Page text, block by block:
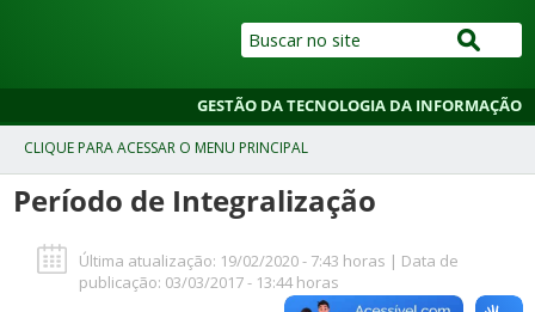
GESTÃO DA TECNOLOGIA DA INFORMAÇÃO
Período de Integralização
Última atualização: 19/02/2020 - 7:43 horas | Data de
publicação: 03/03/2017 - 13:44 horas